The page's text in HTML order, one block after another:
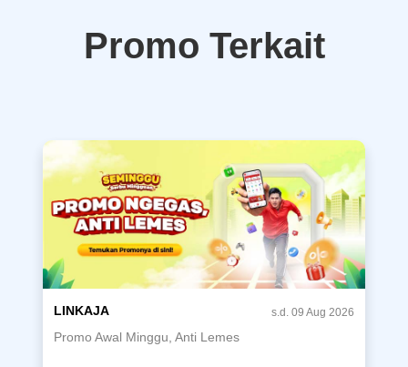
Promo Terkait
LINKAJA s.d. 09 Aug 2026
Promo Awal Minggu, Anti Lemes